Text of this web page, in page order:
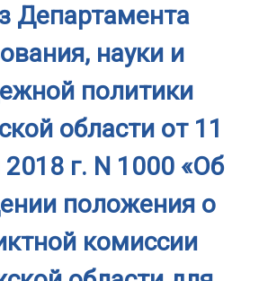
Департамента
науки и
политики
области от 11
2018 г. N 1000 «Об
положения о
комиссии